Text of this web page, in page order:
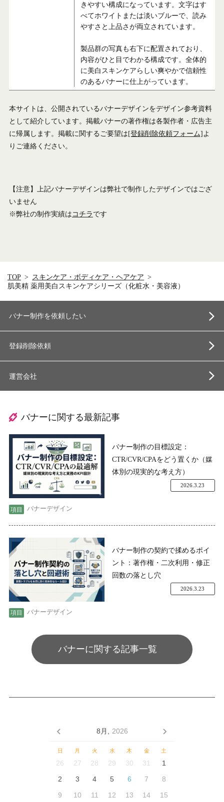
きやすい構成になっています。文字はす
べてホワイトまたは淡いブルーで、読み
やすさと上品さが両立されています。
製品群の写真も右下に配置されており、
内容がひと目でわかる構成です。全体的
に美白スキンケアらしい爽やかで信頼性
のあるバナーに仕上がっています。
本サイトは、公開されているバナーデザインをデザイン参考資料
として紹介しています。掲載バナーの著作権は各製作者・広告主
に帰属します。掲載に関するご要望は[登録削除依頼フォーム]よ
りご連絡ください。
【注意】上記バナーデザインは弊社で制作したデザインではござ
いません
※弊社の制作実績はコチラです
TOP
スキンケア・ボディケア・ヘアケア
肌美精 薬用美白スキンケアシリーズ（化粧水・美容液）
バナー制作を依頼したい
登録削除依頼
運営会社
バナーに関する最新記事
バナー制作の目標設定：
CTR/CVR/CPAをどう置くか（媒
体別の現実的な考え方）
バナーデザイン
2026.3.23
バナー制作の契約で揉めるポイ
ント：著作権・二次利用・修正
回数の落とし穴
バナーデザイン
2026.3.23
バナーに関する記事一覧
8月, 2026
日 月 火 水 木 金 土
26 27 28 29 30 31
1
2
3 4 5 6 7
8
9
10 11 12 13 14 15